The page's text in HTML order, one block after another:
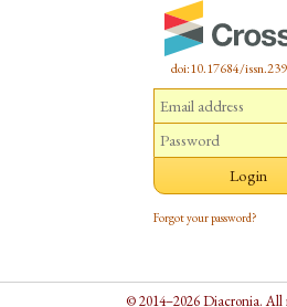
doi:10.17684/
Forgot your password?
© 2014–2026 Diacronia. All